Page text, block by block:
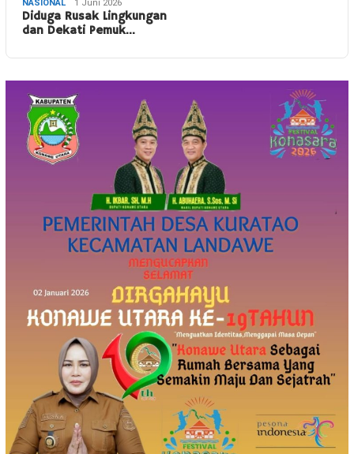
Diduga Rusak Lingkungan
dan Dekati Pemuk…